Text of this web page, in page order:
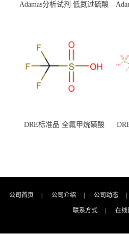
Adamas分析试剂 低氮过硫酸
（泰坦现货供应）
DRE标准品 全氟甲烷磺酸
公司首页 公司介绍 公司动态
联系方式 在线